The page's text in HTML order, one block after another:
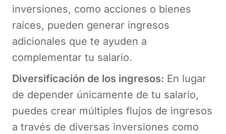
inversiones, como acciones o bienes
raíces, pueden generar ingresos
adicionales que te ayuden a
complementar tu salario.
Diversificación de los ingresos: En lugar
de depender únicamente de tu salario,
puedes crear múltiples flujos de ingresos
a través de diversas inversiones como